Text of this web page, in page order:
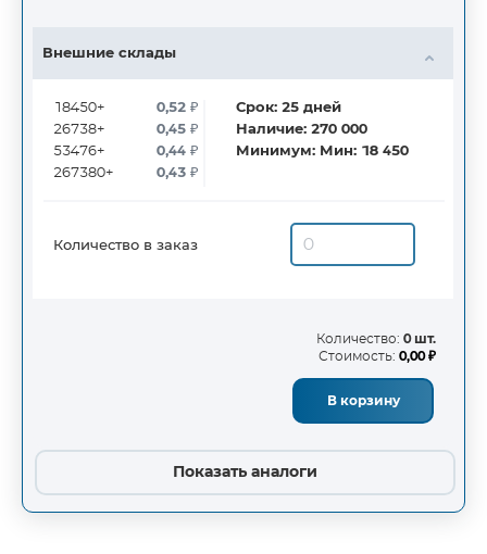
Внешние склады
18450+
26738+
53476+
267380+
0,52₽
0,45₽
0,44₽
0,43₽
Срок:25дней
Наличие:270 000
Минимум: Мин: 18 450
Количество в заказ
Количество: 0 шт.
Стоимость: 0,00 ₽
В корзину
Показать аналоги